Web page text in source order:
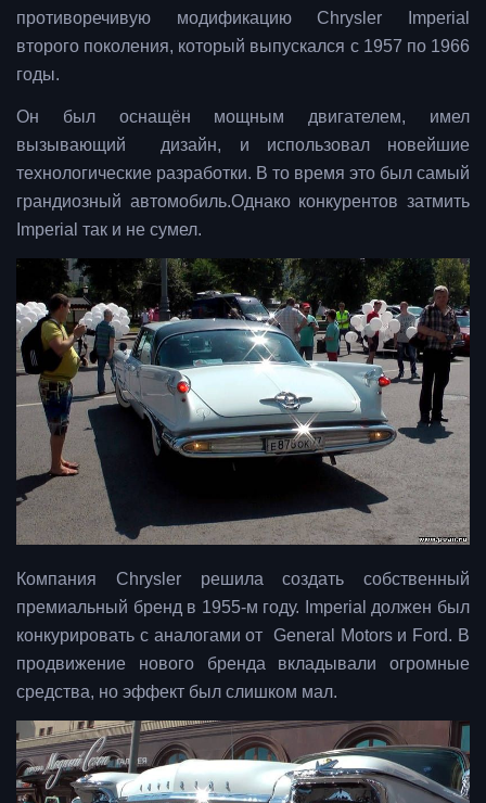
противоречивую модификацию Chrysler Imperial
второго поколения, который выпускался с 1957 по 1966
годы.
Он был оснащён мощным двигателем, имел
вызывающий дизайн, и использовал новейшие
технологические разработки. В то время это был самый
грандиозный автомобиль.Однако конкурентов затмить
Imperial так и не сумел.
Компания Chrysler решила создать собственный
премиальный бренд в 1955-м году. Imperial должен был
конкурировать с аналогами от General Motors и Ford. В
продвижение нового бренда вкладывали огромные
средства, но эффект был слишком мал.